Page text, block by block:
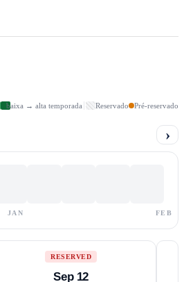
baixa → alta temporada Reservado Pré-reservado
›
JAN FEB
RESERVED
Sep 12